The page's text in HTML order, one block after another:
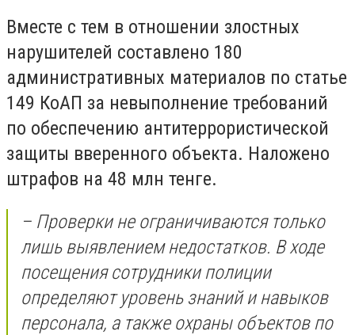
Вместе с тем в отношении злостных
нарушителей составлено 180
административных материалов по статье
149 КоАП за невыполнение требований
по обеспечению антитеррористической
защиты вверенного объекта. Наложено
штрафов на 48 млн тенге.
– Проверки не ограничиваются только
лишь выявлением недостатков. В ходе
посещения сотрудники полиции
определяют уровень знаний и навыков
персонала, а также охраны объектов по